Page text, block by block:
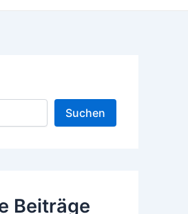
Suchen
Beiträge